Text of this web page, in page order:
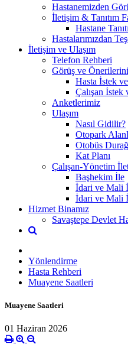
Hastanemizden
İletişim & Tanıtım
Hastane
Hastalarımızdan
İletişim ve Ulaşım
Telefon Rehberi
Görüş ve
Hasta İstek
Çalışan İstek
Anketlerimiz
Ulaşım
Nasıl Gidilir?
Otopark
Otobüs
Kat Planı
Çalışan-Yönetim
Başhekim İle
İdari ve Mali
İdari ve Mali
Hizmet Binamız
Savaştepe Devlet
Yönlendirme
Hasta Rehberi
Muayene Saatleri
Muayene Saatleri
01 Haziran 2026